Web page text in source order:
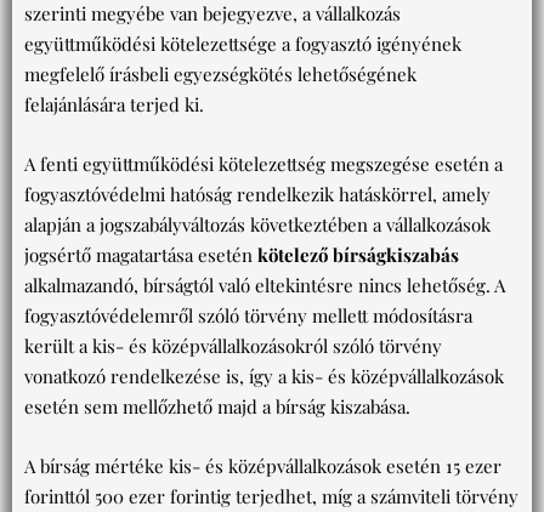
szerinti megyébe van bejegyezve, a vállalkozás
együttműködési kötelezettsége a fogyasztó igényének
megfelelő írásbeli egyezségkötés lehetőségének
felajánlására terjed ki.
A fenti együttműködési kötelezettség megszegése esetén a
fogyasztóvédelmi hatóság rendelkezik hatáskörrel, amely
alapján a jogszabályváltozás következtében a vállalkozások
jogsértő magatartása esetén kötelező bírságkiszabás
alkalmazandó, bírságtól való eltekintésre nincs lehetőség. A
fogyasztóvédelemről szóló törvény mellett módosításra
került a kis- és középvállalkozásokról szóló törvény
vonatkozó rendelkezése is, így a kis- és középvállalkozások
esetén sem mellőzhető majd a bírság kiszabása.
A bírság mértéke kis- és középvállalkozások esetén 15 ezer
forinttól 500 ezer forintig terjedhet, míg a számviteli törvény